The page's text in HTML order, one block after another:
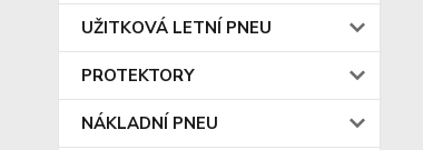
UŽITKOVÁ LETNÍ PNEU
PROTEKTORY
NÁKLADNÍ PNEU